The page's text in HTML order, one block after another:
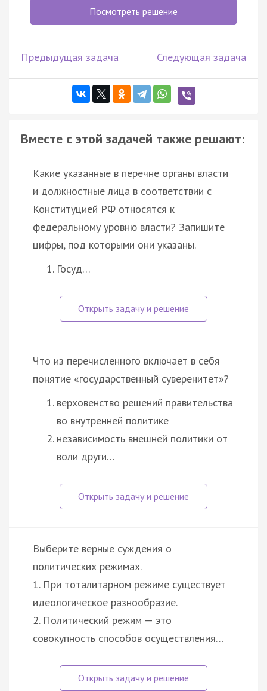
Посмотреть решение
Предыдущая задача Следующая задача
Вместе с этой задачей также решают:
Какие указанные в перечне органы власти
и должностные лица в соответствии с
Конституцией РФ относятся к
федеральному уровню власти? Запишите
цифры, под которыми они указаны.
Госуд…
Что из перечисленного включает в себя
понятие «государственный суверенитет»?
верховенство решений правительства
во внутренней политике
независимость внешней политики от
воли други…
Выберите верные суждения о
политических режимах.
1. При тоталитарном режиме существует
идеологическое разнообразие.
2. Политический режим — это
совокупность способов осуществления…